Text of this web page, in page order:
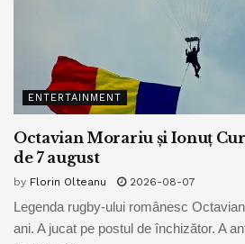
ENTERTAINMENT
Octavian Morariu și Ionuț
de 7 august
by Florin Olteanu 2026-08-07
Legenda rugby-ului românesc
ani. A jucat pe postul de închizător. A